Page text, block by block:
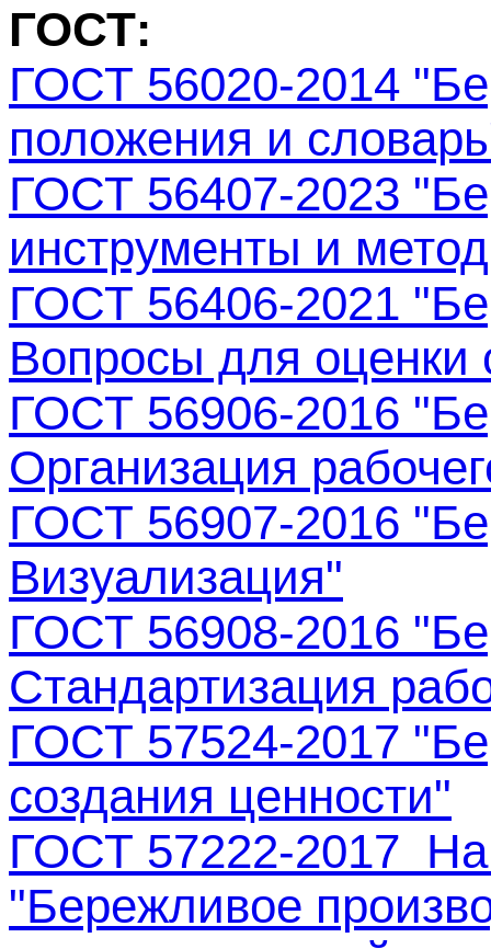
ГОСТ:
ГОСТ 56020-2014
положения и
ГОСТ 56407-2023
инструменты и
ГОСТ 56406-2021
Вопросы для
ГОСТ 56906-2016
Организация
ГОСТ 56907-2016
Визуализация"
ГОСТ 56908-2016
Стандартизация
ГОСТ 57524-2017
создания ценности"
ГОСТ 57222-2017
"Бережливое